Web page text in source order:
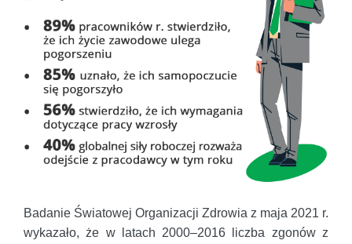
Badanie Światowej Organizacji Zdrowia z maja 2021 r.
wykazało, że w latach 2000–2016 liczba zgonów z